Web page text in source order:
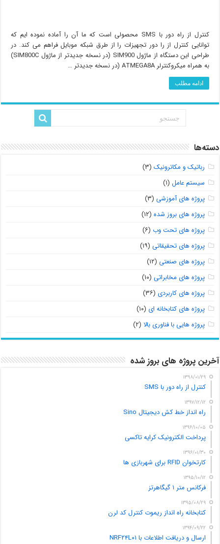
کنترل از راه دور با SMS محصولی است که ما آن را آماده نموده ایم که
توانایی کنترل از را دور تجهیزات را از طرق شبکه موبایل فراهم می کند. در
طراحی این دستگاه از ماژول SIM900 (در نسخه جدیدتر از ماژول SIM800C)
به همراه میکروکنترلر ATMEGA8A (در نسخه جدیدتر …
ادامه مطلب
دسته‌ها
رباتیک و مکاترونیک (۳)
سیستم عامل (۱)
پروژه های آموزشی (۳)
پروژه های بروز شده (۱۲)
پروژه های تحت وب (۶)
پروژه های تحقیقاتی (۱۹)
پروژه های صنعتی (۱۲)
پروژه های مخابراتی (۱۰)
پروژه های کاربردی (۳۶)
پروژه های کتابخانه ای (۱۰)
پروژه هایی با فناوری بالا (۲)
آخرین پروژه های بروز شده
۱۳۹۸/۰۱/۲۹
کنترل از راه دور با SMS
۱۳۹۷/۱۲/۱۲
راه انداز خط کش دیجیتال Sino
۱۳۹۶/۱۰/۰۵
پرداخت الکترونیک کرایه تاکسی
۱۳۹۶/۰۱/۳۰
کارتخوان RFID برای شهربازی ها
۱۳۹۵/۱۰/۱۲
فرکانس متر ۱ گیگاهرتز
۱۳۹۵/۰۸/۲۹
کتابخانه راه انداز ریموت کنترل کد لرن
۱۳۹۴/۰۹/۲۲
ارسال و دریافت اطلاعات با NRF۲۴L۰۱